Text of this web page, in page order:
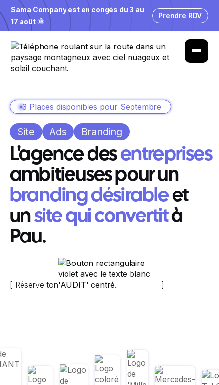
Sama Company est en congés du 3 au
17 août 🌞
Prendre RDV
3 Places disponibles pour Septembre
Site Ads Branding
L'agence desentreprises
ambitieuses pour un
branding désirableet
unsite qui convertità
Pau.
[ Réserve ton ]